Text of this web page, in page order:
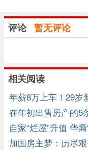
评论 暂无评论
相关阅读
年薪8万上车！29岁
复制
在年初出售房产的5
自家“烂屋”升值 华
加国房主梦：历尽